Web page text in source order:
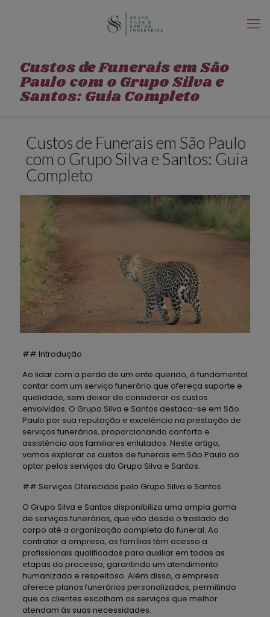
Custos de Funerais em São
Paulo com o Grupo Silva e
Santos: Guia Completo
Custos de Funerais em São Paulo
com o Grupo Silva e Santos: Guia
Completo
## Introdução
Ao lidar com a perda de um ente querido, é fundamental
contar com um serviço funerário que ofereça suporte e
qualidade, sem deixar de considerar os custos
envolvidos. O Grupo Silva e Santos destaca-se em São
Paulo por sua reputação e excelência na prestação de
serviços funerários, proporcionando conforto e
assistência aos familiares enlutados. Neste artigo,
vamos explorar os custos de funerais em São Paulo ao
optar pelos serviços do Grupo Silva e Santos.
## Serviços Oferecidos pelo Grupo Silva e Santos
O Grupo Silva e Santos disponibiliza uma ampla gama
de serviços funerários, que vão desde o traslado do
corpo até a organização completa do funeral. Ao
contratar a empresa, as famílias têm acesso a
profissionais qualificados para auxiliar em todas as
etapas do processo, garantindo um atendimento
humanizado e respeitoso. Além disso, a empresa
oferece planos funerários personalizados, permitindo
que os clientes escolham os serviços que melhor
atendam às suas necessidades.